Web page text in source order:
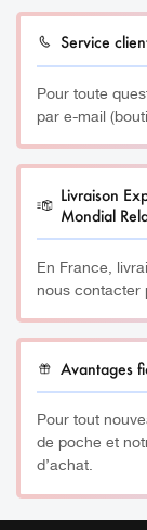
précise, le
et c’est prouvé !
Sans
pigments sont
Vegan.
__________
À savoir :
Fabriqués en
certifié
le résultat d’un
organiques et
rigoureux :
aromatiques et
préconisations
des plus
FRANCE /
Service
Pour toute
par e-mail
Livraison
Mondial
En France,
nous contacter
Avantages
Pour tout
de poche et
d’achat.